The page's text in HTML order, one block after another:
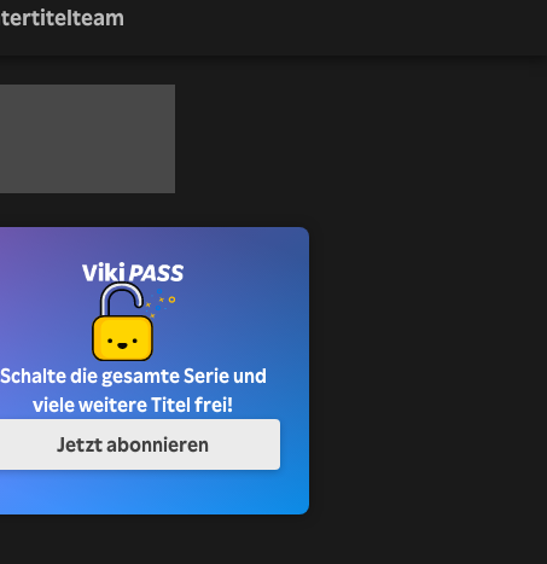
Schalte die gesamte Serie und
viele weitere Titel frei!
Jetzt abonnieren